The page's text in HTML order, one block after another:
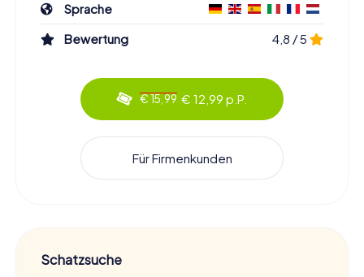
Sprache
Bewertung
4,8 / 5
€ 15,99 € 12,99 p.P.
Für Firmenkunden
Schatzsuche